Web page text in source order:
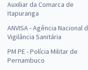
Auxiliar da Comarca de
Itapuranga
ANVISA - Agência Nacional
Vigilância Sanitária
PM PE - Polícia Militar de
Pernambuco